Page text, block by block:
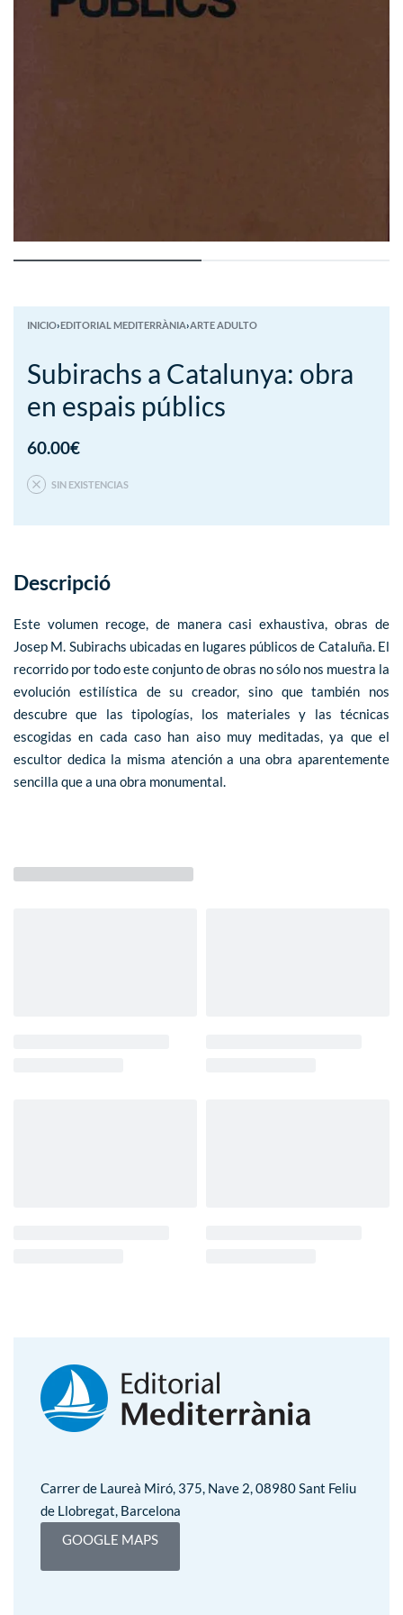
INICIO›EDITORIAL MEDITERRÀNIA›ARTE ADULTO
Subirachs a Catalunya: obra
en espais públics
60.00€
SIN EXISTENCIAS
Descripció
Este volumen recoge, de manera casi exhaustiva, obras de
Josep M. Subirachs ubicadas en lugares públicos de Cataluña. El
recorrido por todo este conjunto de obras no sólo nos muestra la
evolución estilística de su creador, sino que también nos
descubre que las tipologías, los materiales y las técnicas
escogidas en cada caso han aiso muy meditadas, ya que el
escultor dedica la misma atención a una obra aparentemente
sencilla que a una obra monumental.
Carrer de Laureà Miró, 375, Nave 2, 08980 Sant Feliu
de Llobregat, Barcelona
GOOGLE MAPS